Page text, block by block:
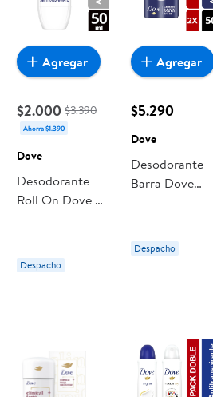
$2.000 $3.390
Ahorra $1.390
Dove
Desodorante
Roll On Dove On
Despacho
Agregar
$5.290
Dove
Desodorante
Barra Dove
Despacho
Agregar